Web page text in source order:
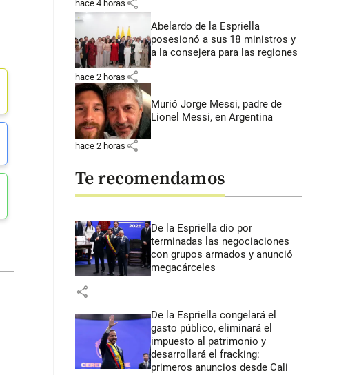
hace 4 horas
Abelardo de la Espriella
posesionó a sus 18 ministros y
a la consejera para las regiones
hace 2 horas share
Murió Jorge Messi, padre de
Lionel Messi, en Argentina
hace 2 horas share
Te recomendamos
De la Espriella dio por
terminadas las negociaciones
con grupos armados y anunció
megacárceles
share
De la Espriella congelará el
gasto público, eliminará el
impuesto al patrimonio y
desarrollará el fracking:
primeros anuncios desde Cali